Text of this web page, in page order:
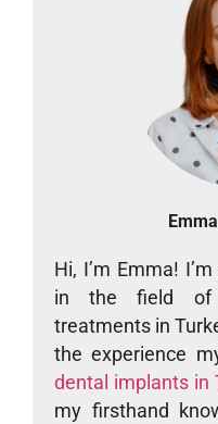
Hi, I’m Emma!
in the field of
treatments in
the experience
dental implants in
my firsthand